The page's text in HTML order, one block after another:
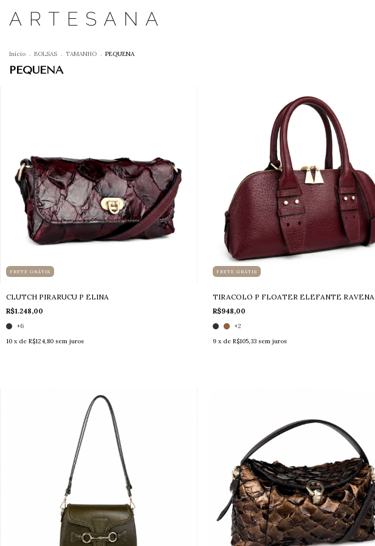
Início BOLSAS TAMANHO PEQUENA
PEQUENA
FRETE GRÁTIS
CLUTCH PIRARUCU P ELINA
R$1.248,00
+6
10 x de R$124,80 sem juros
FRETE GRÁTIS
TIRACOLO P FLOATER ELEFANTE RAVENA
R$948,00
+2
9 x de R$105,33 sem juros